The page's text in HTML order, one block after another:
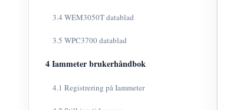
3.4 WEM3050T datablad
3.5 WPC3700 datablad
4 Iammeter brukerhåndbok
4.1 Registrering på Iammeter